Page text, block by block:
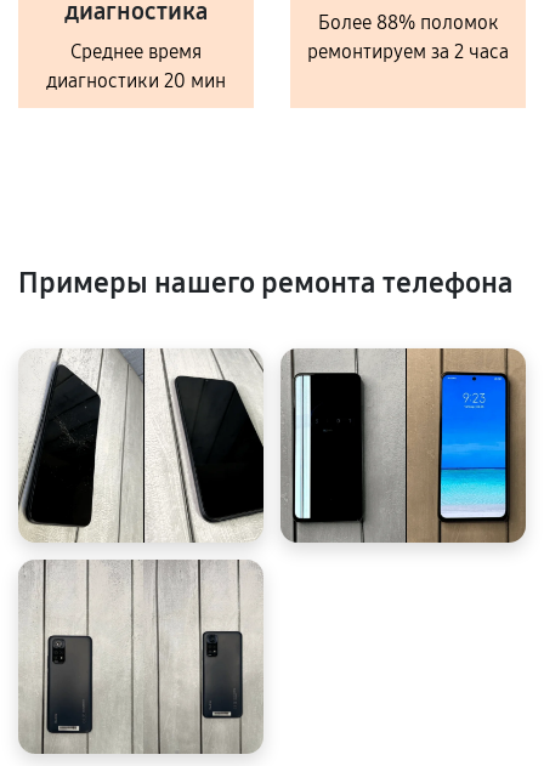
диагностика
Среднее время
диагностики 20 мин
Более 88% поломок
ремонтируем за 2 часа
Примеры нашего ремонта телефона